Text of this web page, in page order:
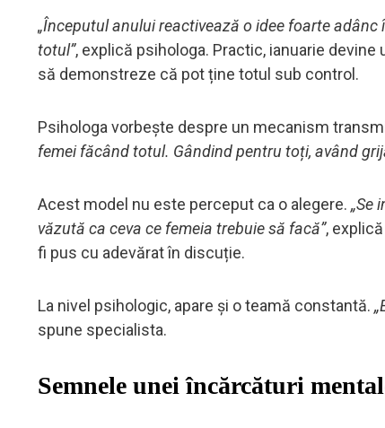
„Începutul anului reactivează o idee foarte
totul”, explică psihologa. Practic, ianuarie
să demonstreze că pot ține totul sub control.
Psihologa vorbește despre un mecanism
femei făcând totul. Gândind pentru toți, având
Acest model nu este perceput ca o alegere. „Se
văzută ca ceva ce femeia trebuie să facă”,
fi pus cu adevărat în discuție.
La nivel psihologic, apare și o teamă constantă.
spune specialista.
Semnele unei încărcături